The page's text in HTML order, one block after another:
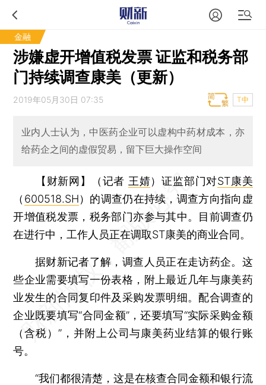
金融
涉嫌虚开增值税发票 证监和税务部
门持续调查康美（更新）
2019年05月30日 07:35 T中
业内人士认为，中医药企业可以虚构中药材成本，亦
给药企之间的虚假贸易，留下巨大操作空间
【财新网】（记者 王婧）证监部门对ST康美
（ 600518.SH）的调查仍在持续，调查方向指向虚
开增值税发票，税务部门亦参与其中。目前调查仍
在进行中，工作人员正在调取ST康美的商业合同。
据财新记者了解，调查人员正在走访药企。这
些企业需要填写一份表格，附上最近几年与康美药
业发生的合同复印件及采购发票明细。配合调查的
企业既要填写“合同金额”，还要填写“实际采购金额
（含税）”，并附上公司与康美药业结算的银行账
号。
“我们都很清楚，这是在核查合同金额和银行流